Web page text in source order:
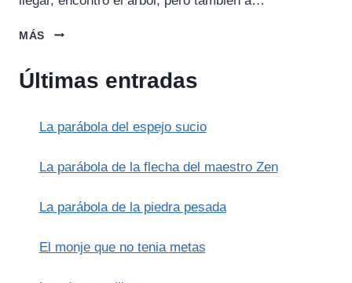
MÁS
LA
TESORO
Últimas entradas
La parábola del espejo sucio
La parábola de la flecha del maestro Zen
La parábola de la piedra pesada
El monje que no tenia metas